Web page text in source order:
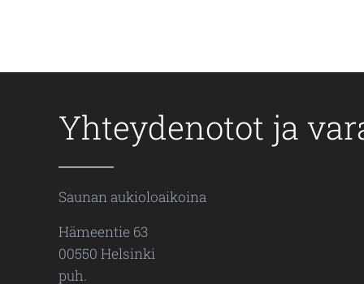
Yhteydenotot ja
Saunan aukioloaikoina
Hämeentie 63
00550 Helsinki
puh.